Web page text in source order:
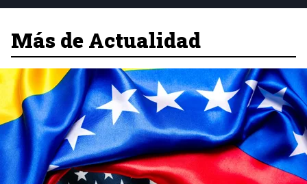
Más de Actualidad